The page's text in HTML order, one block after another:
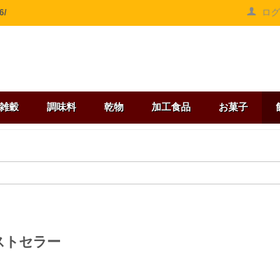
ロ
穀 調味料 乾物 加工食品 お菓子
トセラー